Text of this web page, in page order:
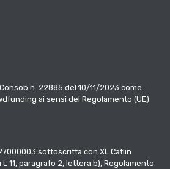
n. 22885 del 10/11/2023 come
ai sensi del Regolamento (UE)
sottoscritta con XL Catlin
11, paragrafo 2, lettera b), Regolamento